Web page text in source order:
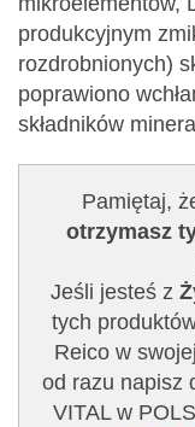
produkcyjnym
rozdrobnionych)
poprawiono
składników
Pamiętaj,
otrzymasz
Jeśli jesteś z
tych
Reico w
od razu napisz
VITAL w